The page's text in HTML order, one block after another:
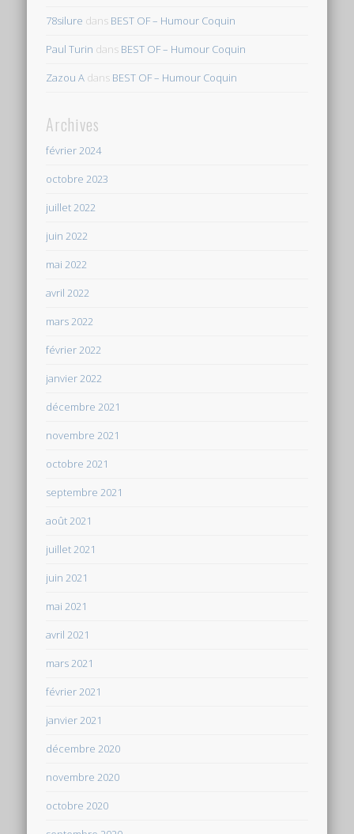
78silure dans BEST OF – Humour Coquin
Paul Turin dans BEST OF – Humour Coquin
Zazou A dans BEST OF – Humour Coquin
Archives
février 2024
octobre 2023
juillet 2022
juin 2022
mai 2022
avril 2022
mars 2022
février 2022
janvier 2022
décembre 2021
novembre 2021
octobre 2021
septembre 2021
août 2021
juillet 2021
juin 2021
mai 2021
avril 2021
mars 2021
février 2021
janvier 2021
décembre 2020
novembre 2020
octobre 2020